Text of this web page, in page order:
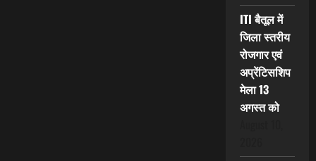
ITI बैतूल में
जिला स्तरीय
रोजगार एवं
अप्रेंटिसशिप
मेला 13
अगस्त को